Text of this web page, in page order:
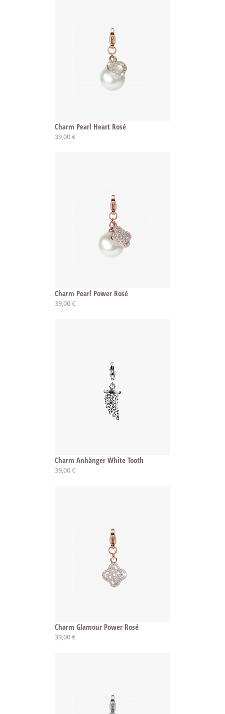
Charm Pearl Heart Rosé
39,00 €
Charm Pearl Power Rosé
39,00 €
Charm Anhänger White Tooth
39,00 €
Charm Glamour Power Rosé
39,00 €